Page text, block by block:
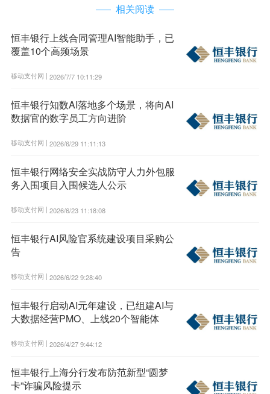
相关阅读
恒丰银行上线合同管理AI智能助手，已
覆盖10个高频场景
移动支付网 | 2026/7/7 10:11:29
恒丰银行知数AI落地多个场景，将向AI
数据官的数字员工方向进阶
移动支付网 | 2026/6/29 11:11:13
恒丰银行网络安全实战防守人力外包服
务入围项目入围候选人公示
移动支付网 | 2026/6/23 11:18:08
恒丰银行AI风险官系统建设项目采购公
告
移动支付网 | 2026/6/22 9:28:40
恒丰银行启动AI元年建设，已组建AI与
大数据经营PMO、上线20个智能体
移动支付网 | 2026/4/27 9:44:12
恒丰银行上海分行发布防范新型“圆梦
卡”诈骗风险提示